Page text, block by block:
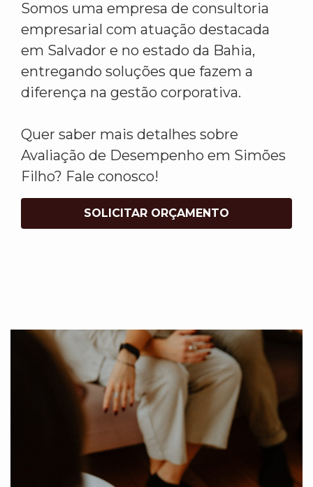
Somos uma empresa de consultoria
empresarial com atuação destacada
em Salvador e no estado da Bahia,
entregando soluções que fazem a
diferença na gestão corporativa.
Quer saber mais detalhes sobre
Avaliação de Desempenho em Simões
Filho? Fale conosco!
SOLICITAR ORÇAMENTO